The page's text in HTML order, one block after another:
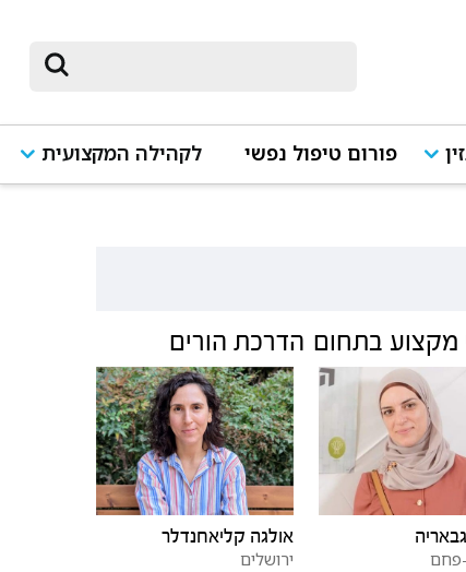
פורום טיפול נפשי לקהילה המקצועית
מקצוע בתחום הדרכת הורים
פחם
אולגה קליאחנדלר
ירושלים